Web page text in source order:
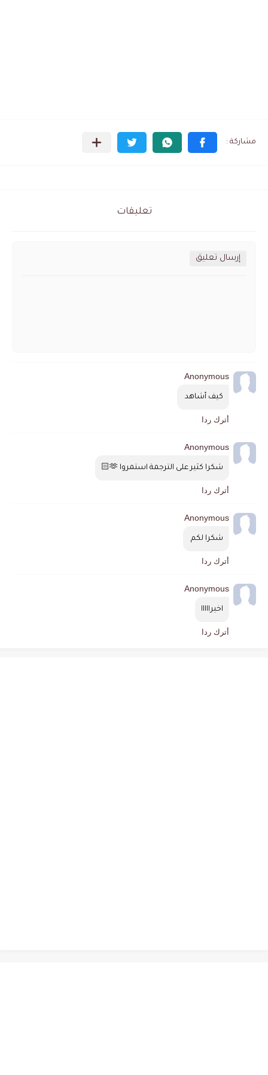
تعليقات
إرسال تعليق
Anonymous
كيف أشاهد
أترك ردا
Anonymous
شكرا كثير على الترجمة استمروا 🫶🏻
أترك ردا
Anonymous
شكرا لكم
أترك ردا
Anonymous
اخيرااااا
أترك ردا